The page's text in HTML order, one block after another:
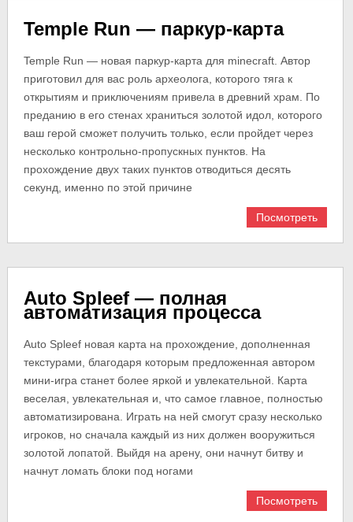
Temple Run — паркур-карта
Temple Run — новая паркур-карта для minecraft. Автор
приготовил для вас роль археолога, которого тяга к
открытиям и приключениям привела в древний храм. По
преданию в его стенах храниться золотой идол, которого
ваш герой сможет получить только, если пройдет через
несколько контрольно-пропускных пунктов. На
прохождение двух таких пунктов отводиться десять
секунд, именно по этой причине
Посмотреть
Auto Spleef — полная
автоматизация процесса
Auto Spleef новая карта на прохождение, дополненная
текстурами, благодаря которым предложенная автором
мини-игра станет более яркой и увлекательной. Карта
веселая, увлекательная и, что самое главное, полностью
автоматизирована. Играть на ней смогут сразу несколько
игроков, но сначала каждый из них должен вооружиться
золотой лопатой. Выйдя на арену, они начнут битву и
начнут ломать блоки под ногами
Посмотреть